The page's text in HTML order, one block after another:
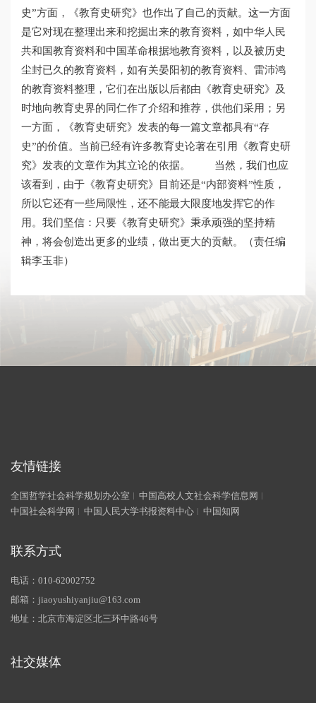
史”方面，《教育史研究》也作出了自己的贡献。这一方面
是它对现在整理出来和挖掘出来的教育资料，如中华人民
共和国教育资料和中国革命根据地教育资料，以及被历史
尘封已久的教育资料，如有关晏阳初的教育资料、雷沛鸿
的教育资料整理，它们在出版以后都由《教育史研究》及
时地向教育史界的同仁作了介绍和推荐，供他们采用；另
一方面，《教育史研究》发表的每一篇文章都具有“存
史”的价值。当前已经有许多教育史论著在引用《教育史研
究》发表的文章作为其立论的依据。 当然，我们也应
该看到，由于《教育史研究》目前还是“内部资料”性质，
所以它还有一些局限性，还不能最大限度地发挥它的作
用。我们坚信：只要《教育史研究》秉承顽强的坚持精
神，将会创造出更多的业绩，做出更大的贡献。（责任编
辑李玉非）
友情链接
全国哲学社会科学规划办公室
中国高校人文社会科学信息网
中国社会科学网
中国人民大学书报资料中心 中国知网
联系方式
电话：010-62002752
邮箱：jiaoyushiyanjiu@163.com
地址：北京市海淀区北三环中路46号
社交媒体